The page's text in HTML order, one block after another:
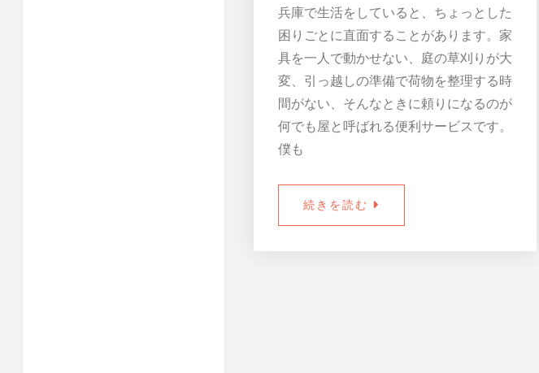
兵庫で生活をしていると、ちょっとした
困りごとに直面することがあります。家
具を一人で動かせない、庭の草刈りが大
変、引っ越しの準備で荷物を整理する時
間がない、そんなときに頼りになるのが
何でも屋と呼ばれる便利サービスです。
僕も
続きを読む